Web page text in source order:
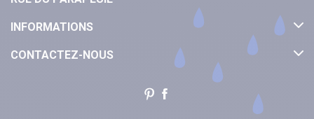
INFORMATIONS
CONTACTEZ-NOUS